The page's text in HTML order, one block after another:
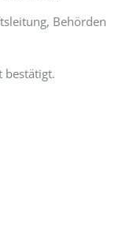
Behörden
bestätigt.